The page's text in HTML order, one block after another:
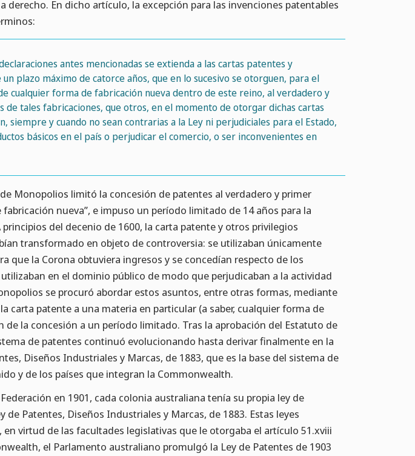
derecho. En dicho artículo, la excepción para las invenciones patentables
antes mencionadas se extienda a las cartas patentes y
plazo máximo de catorce años, que en lo sucesivo se otorguen, para el
cualquier forma de fabricación nueva dentro de este reino, al verdadero y
tales fabricaciones, que otros, en el momento de otorgar dichas cartas
siempre y cuando no sean contrarias a la Ley ni perjudiciales para el Estado,
básicos en el país o perjudicar el comercio, o ser inconvenientes en
Monopolios limitó la concesión de patentes al verdadero y primer
nueva”, e impuso un período limitado de 14 años para la
del decenio de 1600, la carta patente y otros privilegios
transformado en objeto de controversia: se utilizaban únicamente
que la Corona obtuviera ingresos y se concedían respecto de los
en el dominio público de modo que perjudicaban a la actividad
se procuró abordar estos asuntos, entre otras formas, mediante
carta patente a una materia en particular (a saber, cualquier forma de
de la concesión a un período limitado. Tras la aprobación del Estatuto de
de patentes continuó evolucionando hasta derivar finalmente en la
Diseños Industriales y Marcas, de 1883, que es la base del sistema de
y de los países que integran la Commonwealth.
en 1901, cada colonia australiana tenía su propia ley de
de Patentes, Diseños Industriales y Marcas, de 1883. Estas leyes
virtud de las facultades legislativas que le otorgaba el artículo 51.xviii
el Parlamento australiano promulgó la Ley de Patentes de 1903